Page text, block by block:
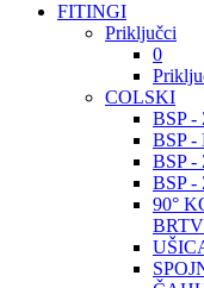
FITINGI
Priključci
0
COLSKI
BSP
BSP
BSP -
BSP -
90°